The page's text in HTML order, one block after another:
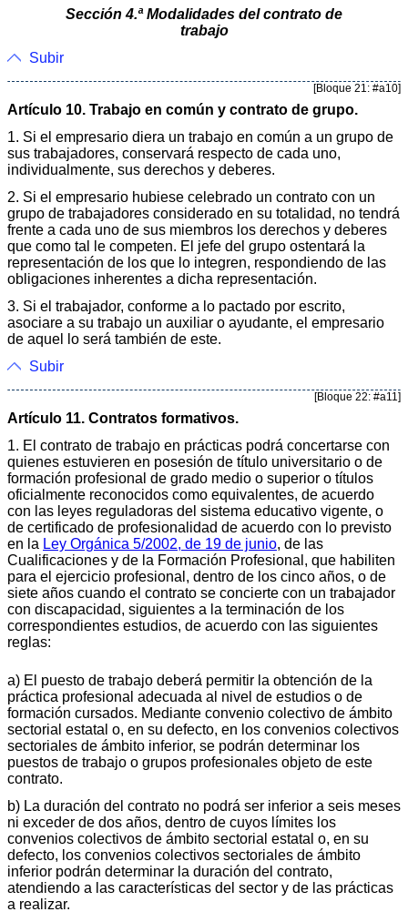
Sección 4.ª Modalidades del contrato de
trabajo
Subir
[Bloque 21: #a10]
Artículo 10. Trabajo en común y contrato de grupo.
1. Si el empresario diera un trabajo en común a un grupo de
sus trabajadores, conservará respecto de cada uno,
individualmente, sus derechos y deberes.
2. Si el empresario hubiese celebrado un contrato con un
grupo de trabajadores considerado en su totalidad, no tendrá
frente a cada uno de sus miembros los derechos y deberes
que como tal le competen. El jefe del grupo ostentará la
representación de los que lo integren, respondiendo de las
obligaciones inherentes a dicha representación.
3. Si el trabajador, conforme a lo pactado por escrito,
asociare a su trabajo un auxiliar o ayudante, el empresario
de aquel lo será también de este.
Subir
[Bloque 22: #a11]
Artículo 11. Contratos formativos.
1. El contrato de trabajo en prácticas podrá concertarse con
quienes estuvieren en posesión de título universitario o de
formación profesional de grado medio o superior o títulos
oficialmente reconocidos como equivalentes, de acuerdo
con las leyes reguladoras del sistema educativo vigente, o
de certificado de profesionalidad de acuerdo con lo previsto
en la Ley Orgánica 5/2002, de 19 de junio, de las
Cualificaciones y de la Formación Profesional, que habiliten
para el ejercicio profesional, dentro de los cinco años, o de
siete años cuando el contrato se concierte con un trabajador
con discapacidad, siguientes a la terminación de los
correspondientes estudios, de acuerdo con las siguientes
reglas:
a) El puesto de trabajo deberá permitir la obtención de la
práctica profesional adecuada al nivel de estudios o de
formación cursados. Mediante convenio colectivo de ámbito
sectorial estatal o, en su defecto, en los convenios colectivos
sectoriales de ámbito inferior, se podrán determinar los
puestos de trabajo o grupos profesionales objeto de este
contrato.
b) La duración del contrato no podrá ser inferior a seis meses
ni exceder de dos años, dentro de cuyos límites los
convenios colectivos de ámbito sectorial estatal o, en su
defecto, los convenios colectivos sectoriales de ámbito
inferior podrán determinar la duración del contrato,
atendiendo a las características del sector y de las prácticas
a realizar.